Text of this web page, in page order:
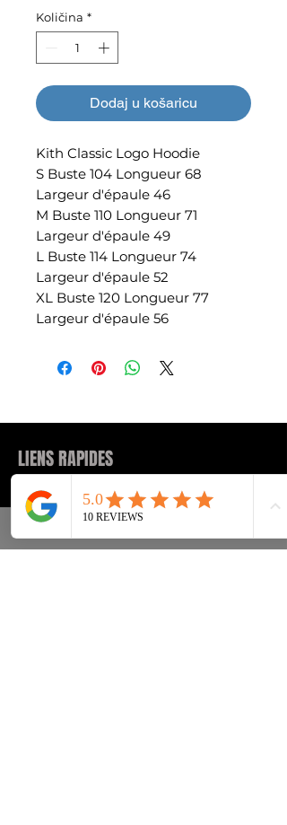
Količina *
Dodaj u košaricu
Kith Classic Logo Hoodie
S Buste 104 Longueur 68
Largeur d'épaule 46
M Buste 110 Longueur 71
Largeur d'épaule 49
L Buste 114 Longueur 74
Largeur d'épaule 52
XL Buste 120 Longueur 77
Largeur d'épaule 56
LIENS RAPIDES
Tenisice
Ulična odjeća
FAQ
Dostava & leđa